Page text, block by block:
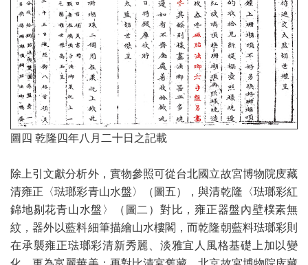
圖四 乾隆四年八月二十日之記載
除上引文獻分析外，實物參照可從台北國立故宮博物院庋藏
清雍正〈琺瑯彩青山水盤〉（圖五），與清乾隆〈琺瑯彩紅
錦地剔花青山水盤〉（圖二）對比，雍正器盤內壁樸素無
紋，器外以藍料細筆描繪山水樓閣，而乾隆朝藍料琺瑯彩則
在承襲雍正琺瑯彩清新秀麗、淡雅宜人風格基礎上加以變